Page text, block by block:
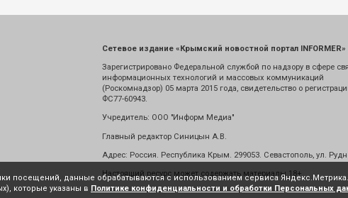
Сетевое издание «Крымский новостной портал INFORMER»
Зарегистрировано Федеральной службой по надзору в сфере
информационных технологий и массовых коммуникаций
(Роскомнадзор) 05 марта 2015 года, свидетельство о
ФС77-60943.
Учредитель: ООО "Информ Медиа"
Главный редактор Синицын А.В.
Адрес: Россия. Республика Крым. 299053. Севастополь, ул.
Настоящий ресурс может содержать материалы 18+
посещений, данные обрабатываются с использованием сервиса
которые указаны в Политике конфиденциальности и обработки Персональных